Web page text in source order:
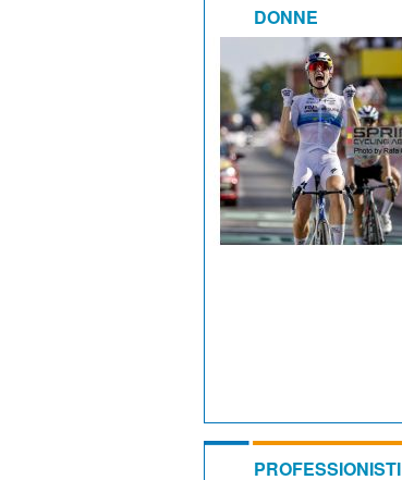
DONNE
PROFESSIONISTI